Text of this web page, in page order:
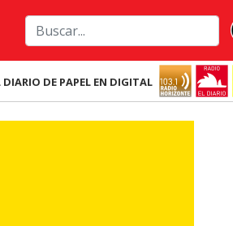
DIARIO DE PAPEL EN DIGITAL